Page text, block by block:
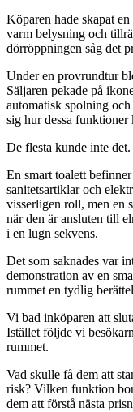
Köparen hade skapat
varm belysning och
dörröppningen såg det
Under en provrundtur
Säljaren pekade på
automatisk spolning
sig hur dessa funktioner
De flesta kunde inte det.
En smart toalett
sanitetsartiklar och
visserligen roll, men en
när den är ansluten till
i en lugn sekvens.
Det som saknades var
demonstration av en
rummet en tydlig
Vi bad inköparen att
Istället följde vi
rummet.
Vad skulle få dem att
risk? Vilken funktion
dem att förstå nästa